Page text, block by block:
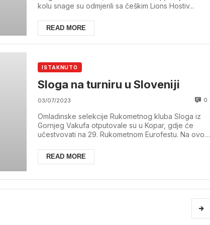
kolu snage su odmjerili sa češkim Lions Hostiv...
READ MORE
ISTAKNUTO
Sloga na turniru u Sloveniji
03/07/2023 0
Omladinske selekcije Rukometnog kluba Sloga iz
Gornjeg Vakufa otputovale su u Kopar, gdje će
učestvovati na 29. Rukometnom Eurofestu. Na ovom
READ MORE